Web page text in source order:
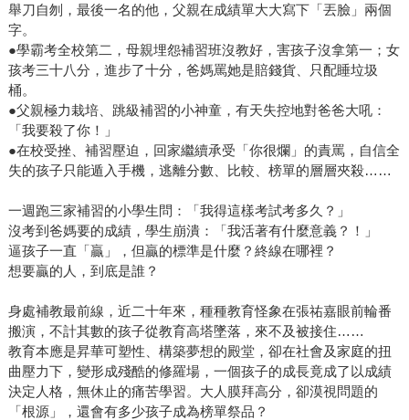
舉刀自刎，最後一名的他，父親在成績單大大寫下「丟臉」兩個
字。
●學霸考全校第二，母親埋怨補習班沒教好，害孩子沒拿第一；女
孩考三十八分，進步了十分，爸媽罵她是賠錢貨、只配睡垃圾
桶。
●父親極力栽培、跳級補習的小神童，有天失控地對爸爸大吼：
「我要殺了你！」
●在校受挫、補習壓迫，回家繼續承受「你很爛」的責罵，自信全
失的孩子只能遁入手機，逃離分數、比較、榜單的層層夾殺……
一週跑三家補習的小學生問：「我得這樣考試考多久？」
沒考到爸媽要的成績，學生崩潰：「我活著有什麼意義？！」
逼孩子一直「贏」，但贏的標準是什麼？終線在哪裡？
想要贏的人，到底是誰？
身處補教最前線，近二十年來，種種教育怪象在張祐嘉眼前輪番
搬演，不計其數的孩子從教育高塔墜落，來不及被接住……
教育本應是昇華可塑性、構築夢想的殿堂，卻在社會及家庭的扭
曲壓力下，變形成殘酷的修羅場，一個孩子的成長竟成了以成績
決定人格，無休止的痛苦學習。大人膜拜高分，卻漠視問題的
「根源」，還會有多少孩子成為榜單祭品？